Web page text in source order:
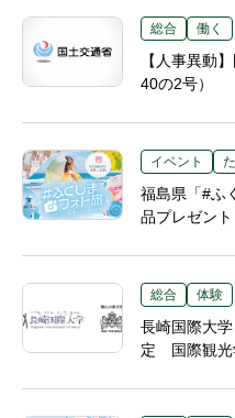
総合 働く
【人事異動
40の2号）
イベント
福島県「#ふ
品プレゼント
総合 体験
長崎国際大
定 国際観光